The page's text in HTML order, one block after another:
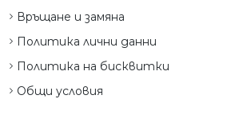
Връщане и замяна
Политика лични данни
Политика на бисквитки
Общи условия